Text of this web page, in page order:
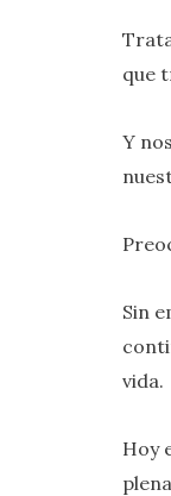
que
Y
Sin
vida.
Hoy